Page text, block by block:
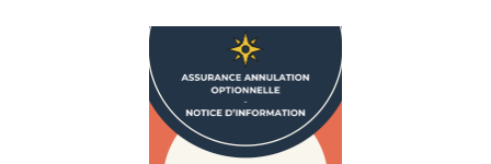
séjour, si vous optez pour la colonie de vacances qui lui
Les activités et les thématiques de jeux proposées
pendant les colonies de vacances de Toussaint 2022